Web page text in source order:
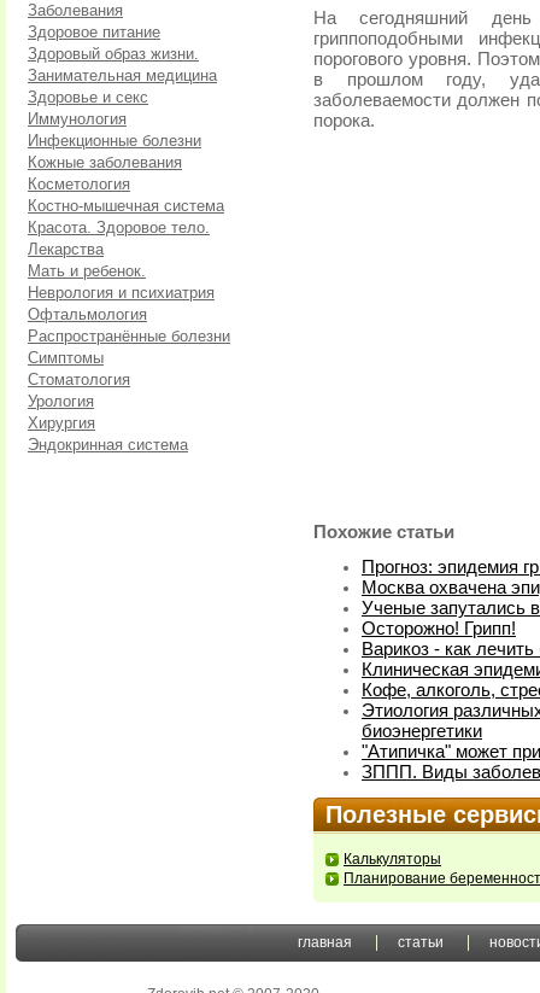
Заболевания
Здоровое питание
Здоровый образ жизни.
Занимательная медицина
Здоровье и секс
Иммунология
Инфекционные болезни
Кожные заболевания
Косметология
Костно-мышечная система
Красота. Здоровое тело.
Лекарства
Мать и ребенок.
Неврология и психиатрия
Офтальмология
Распространённые болезни
Симптомы
Стоматология
Урология
Хирургия
Эндокринная система
На сегодняшний
гриппоподобными
порогового уровня.
в прошлом году,
заболеваемости должен
порока.
Похожие статьи
Прогноз: эпидемия
Москва охвачена
Ученые запутались
Осторожно! Грипп!
Варикоз - как
Клиническая
Кофе, алкоголь,
Этиология
биоэнергетики
"Атипичка" может
ЗППП. Виды
Полезные
Калькуляторы
Планирование
главная статьи